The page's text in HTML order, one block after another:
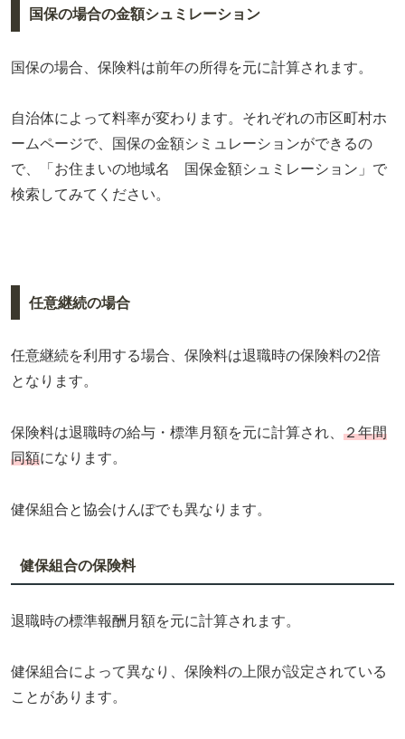
国保の場合の金額シュミレーション
国保の場合、保険料は前年の所得を元に計算されます。
自治体によって料率が変わります。それぞれの市区町村ホ
ームページで、国保の金額シミュレーションができるの
で、「お住まいの地域名 国保金額シュミレーション」で
検索してみてください。
任意継続の場合
任意継続を利用する場合、保険料は退職時の保険料の2倍
となります。
保険料は退職時の給与・標準月額を元に計算され、 ２年間
同額になります。
健保組合と協会けんぽでも異なります。
健保組合の保険料
退職時の標準報酬月額を元に計算されます。
健保組合によって異なり、保険料の上限が設定されている
ことがあります。